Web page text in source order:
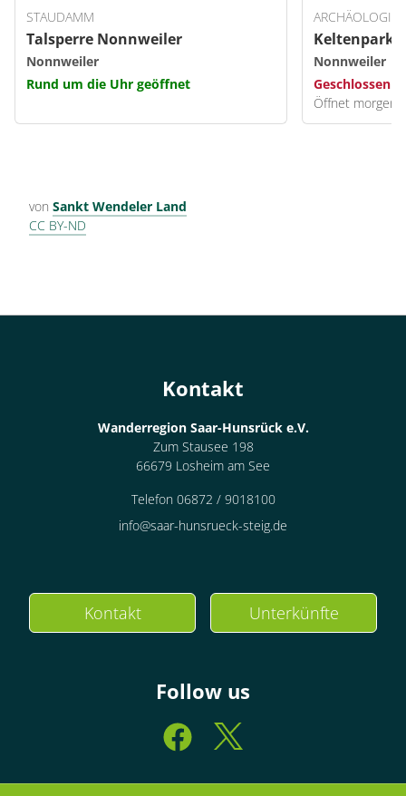
STAUDAMM
Talsperre Nonnweiler
Nonnweiler
Rund um die Uhr geöffnet
Keltenpark
Nonnweiler
Geschlossen
Öffnet morgen
von Sankt Wendeler Land
CC BY-ND
Kontakt
Wanderregion Saar-Hunsrück e.V.
Zum Stausee 198
66679 Losheim am See
Telefon 06872 / 9018100
info@saar-hunsrueck-steig.de
Kontakt Unterkünfte
Follow us